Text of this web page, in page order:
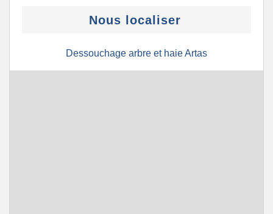
Nous localiser
Dessouchage arbre et haie Artas